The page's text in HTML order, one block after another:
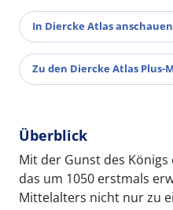
In Diercke Atlas anschauen
Zu den Diercke Atlas Plus-
Überblick
Mit der Gunst des
das um 1050 erstmals
Mittelalters nicht nur zu